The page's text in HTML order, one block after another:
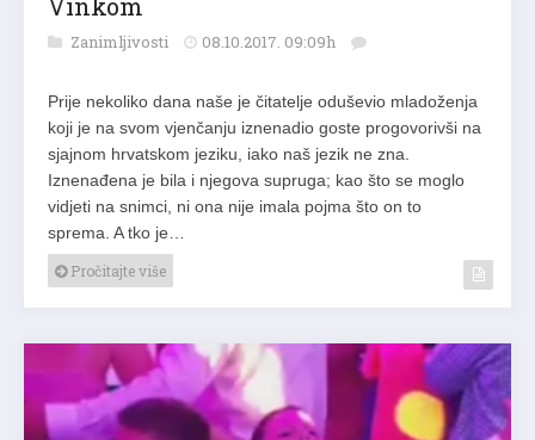
Zanimljivosti 08.10.2017. 09:09h
Prije nekoliko dana naše je čitatelje oduševio mladoženja
koji je na svom vjenčanju iznenadio goste progovorivši na
sjajnom hrvatskom jeziku, iako naš jezik ne zna.
Iznenađena je bila i njegova supruga; kao što se moglo
vidjeti na snimci, ni ona nije imala pojma što on to
sprema. A tko je…
Pročitajte više